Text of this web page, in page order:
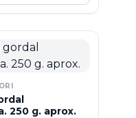
y de sabor dulce
250 g. aprox.